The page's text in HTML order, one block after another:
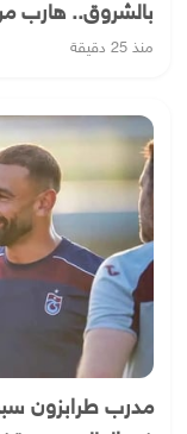
بالشروق.. هارب
منذ 25 دقيقة